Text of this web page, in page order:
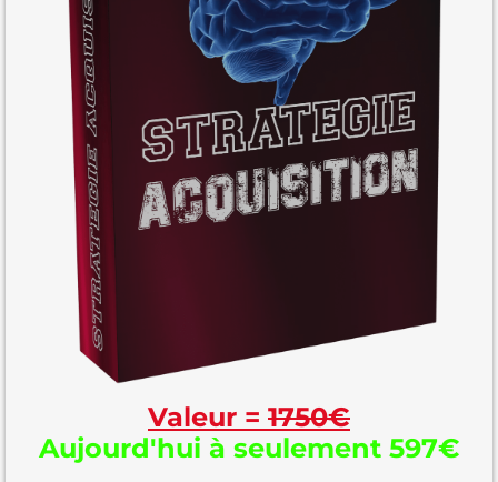
Valeur = 1750€
Aujourd'hui à seulement 597€